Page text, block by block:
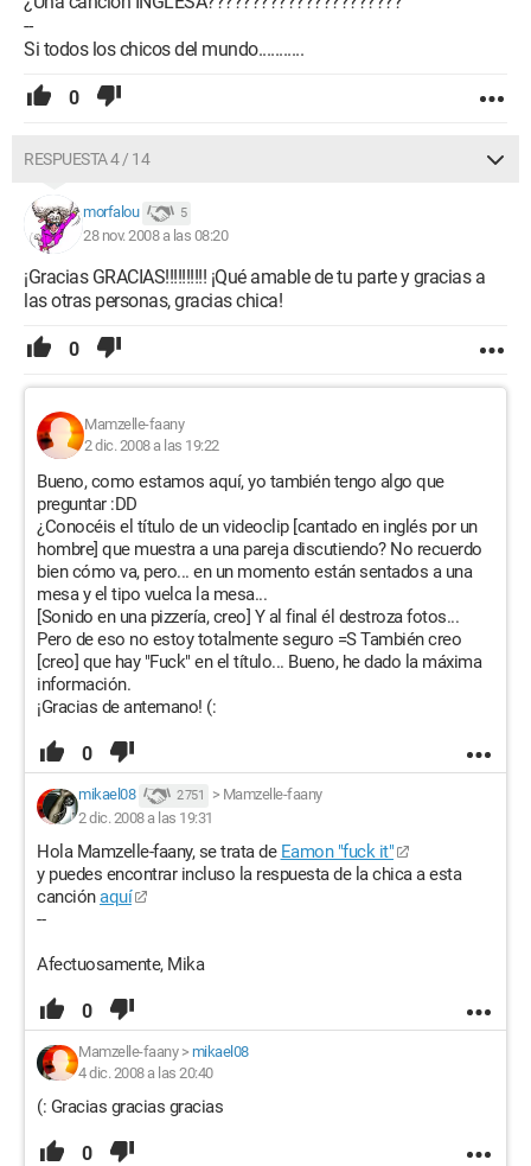
--
Si todos los chicos del mundo...........
0
RESPUESTA 4 / 14
morfalou 5
28 nov. 2008 a las 08:20
¡Gracias GRACIAS!!!!!!!!!! ¡Qué amable de tu parte y gracias a
las otras personas, gracias chica!
0
Mamzelle-faany
2 dic. 2008 a las 19:22
Bueno, como estamos aquí, yo también tengo algo que
preguntar :DD
¿Conocéis el título de un videoclip [cantado en inglés por un
hombre] que muestra a una pareja discutiendo? No recuerdo
bien cómo va, pero... en un momento están sentados a una
mesa y el tipo vuelca la mesa...
[Sonido en una pizzería, creo] Y al final él destroza fotos...
Pero de eso no estoy totalmente seguro =S También creo
[creo] que hay "Fuck" en el título... Bueno, he dado la máxima
información.
¡Gracias de antemano! (:
0
mikael08 2 751 > Mamzelle-faany
2 dic. 2008 a las 19:31
Hola Mamzelle-faany, se trata de Eamon "fuck it"
y puedes encontrar incluso la respuesta de la chica a esta
canciónaquí
--
Afectuosamente, Mika
0
Mamzelle-faany> mikael08
4 dic. 2008 a las 20:40
(: Gracias gracias gracias
0